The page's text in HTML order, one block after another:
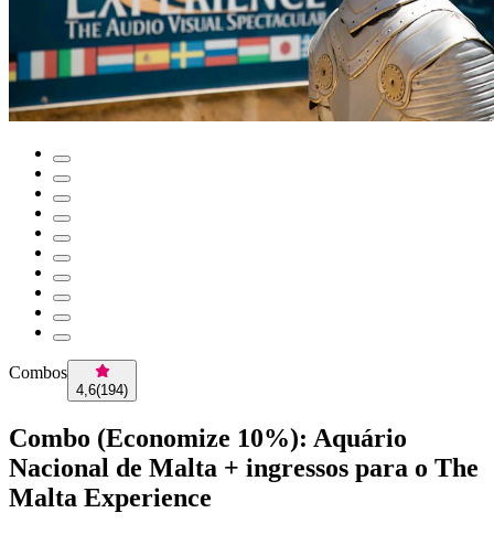
Combos
4,6(194)
Combo (Economize 10%): Aquário
Nacional de Malta + ingressos para o The
Malta Experience